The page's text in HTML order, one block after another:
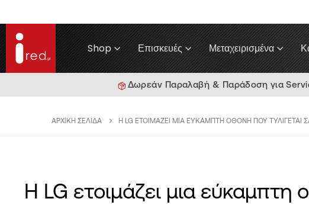
Shop Επισκευές Μεταχειρισμένα
Δωρεάν Παραλαβή & Παράδοση για
ΑΡΧΙΚΉ ΣΕΛΊΔΑ H LG ΕΤΟΙΜΆΖΕΙ ΜΙΑ ΕΎΚΑΜΠΤΗ ΟΘΌΝΗ ΠΟΥ ΤΥΛΊΓΕΤΑΙ
H LG ετοιμάζει μια εύκαμπτη